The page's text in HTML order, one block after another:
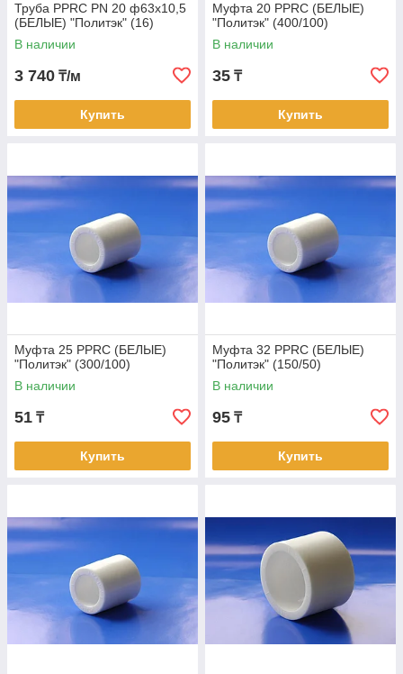
Труба PPRC PN 20 ф63х10,5
(БЕЛЫЕ) "Политэк" (16)
В наличии
3 740 ₸/м
Купить
Муфта 20 PPRC (БЕЛЫЕ)
"Политэк" (400/100)
В наличии
35 ₸
Купить
Муфта 25 PPRC (БЕЛЫЕ)
"Политэк" (300/100)
В наличии
51 ₸
Купить
Муфта 32 PPRC (БЕЛЫЕ)
"Политэк" (150/50)
В наличии
95 ₸
Купить